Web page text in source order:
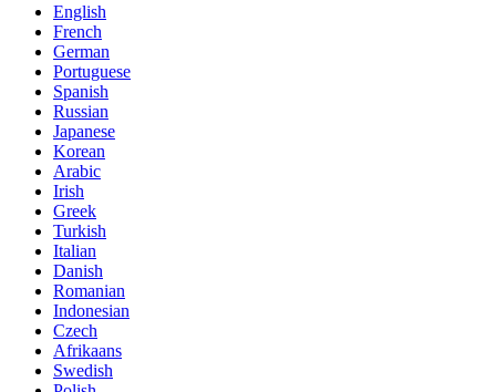
English
French
German
Portuguese
Spanish
Russian
Japanese
Korean
Arabic
Irish
Greek
Turkish
Italian
Danish
Romanian
Indonesian
Czech
Afrikaans
Swedish